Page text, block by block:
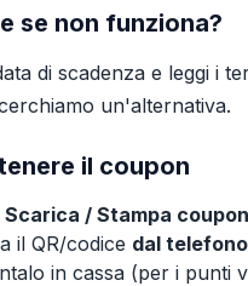
se non funziona?
di scadenza e leggi i
un'alternativa.
il coupon
Scarica / Stampa coupon
il QR/codice dal telefono
in cassa (per i punti